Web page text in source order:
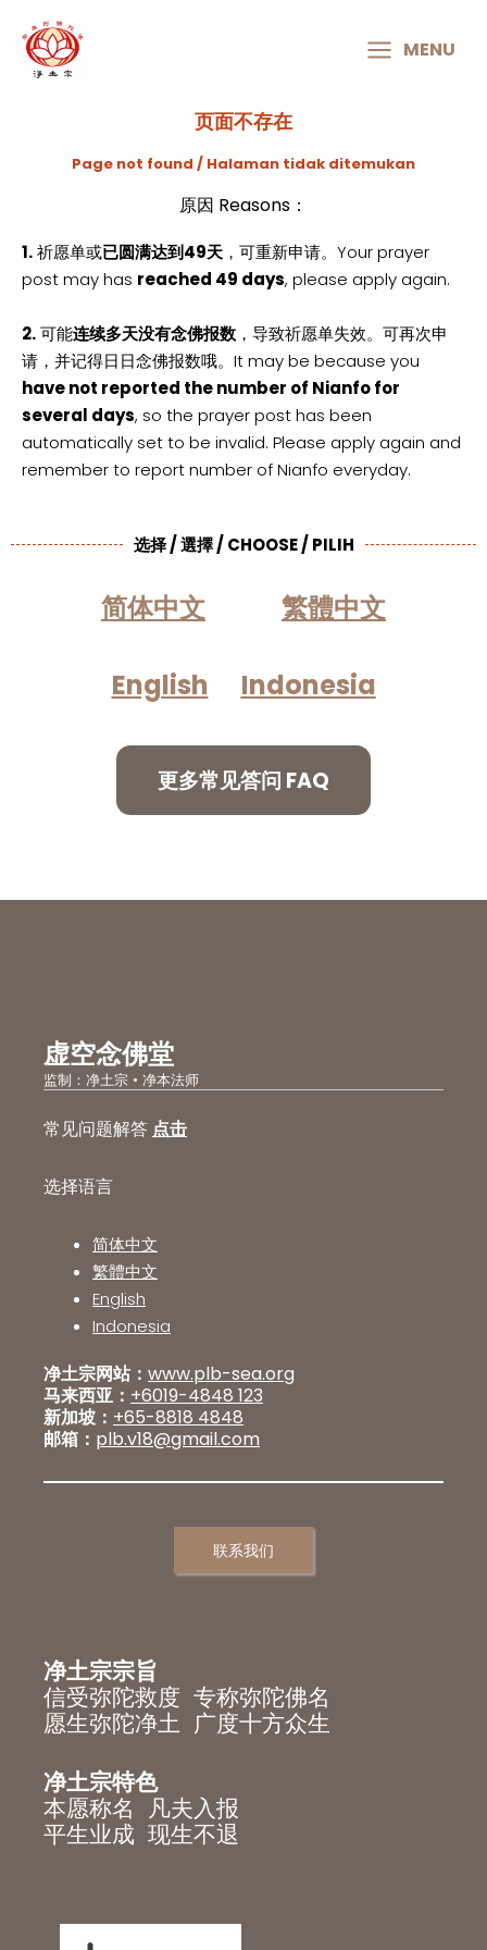
MENU
MENU
页面不存在
Page not found / Halaman tidak ditemukan
原因 Reasons：
1.祈愿单或已圆满达到49天 ，可重新申请。Your prayer
post may has reached 49 days, please apply again.
2.可能连续多天没有念佛报数 ，导致祈愿单失效。可再次申
请，并记得日日念佛报数哦。It may be because you
have not reported the number of Nianfo for
several days, so the prayer post has been
automatically set to be invalid. Please apply again and
remember to report number of Nianfo everyday.
选择 / 選擇 / CHOOSE / PILIH
简体中文 繁體中文
English Indonesia
更多常见答问 FAQ
虚空念佛堂
监制：净土宗 • 净本法师
常见问题解答 点击
选择语言
简体中文
繁體中文
English
Indonesia
净土宗网站： www.plb-sea.org
马来西亚： +6019-4848 123
新加坡： +65-8818 4848
邮箱： plb.v18@gmail.com
联系我们
净土宗宗旨
信受弥陀救度 专称弥陀佛名
愿生弥陀净土 广度十方众生
净土宗特色
本愿称名 凡夫入报
平生业成 现生不退